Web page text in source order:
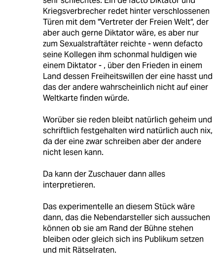
Kriegsverbrecher redet hinter verschlossenen
Türen mit dem "Vertreter der Freien Welt", der
aber auch gerne Diktator wäre, es aber nur
zum Sexualstraftäter reichte - wenn defacto
seine Kollegen ihm schonmal huldigen wie
einem Diktator - , über den Frieden in einem
Land dessen Freiheitswillen der eine hasst und
das der andere wahrscheinlich nicht auf einer
Weltkarte finden würde.
Worüber sie reden bleibt natürlich geheim und
schriftlich festgehalten wird natürlich auch nix,
da der eine zwar schreiben aber der andere
nicht lesen kann.
Da kann der Zuschauer dann alles
interpretieren.
Das experimentelle an diesem Stück wäre
dann, das die Nebendarsteller sich aussuchen
können ob sie am Rand der Bühne stehen
bleiben oder gleich sich ins Publikum setzen
und mit Rätselraten.